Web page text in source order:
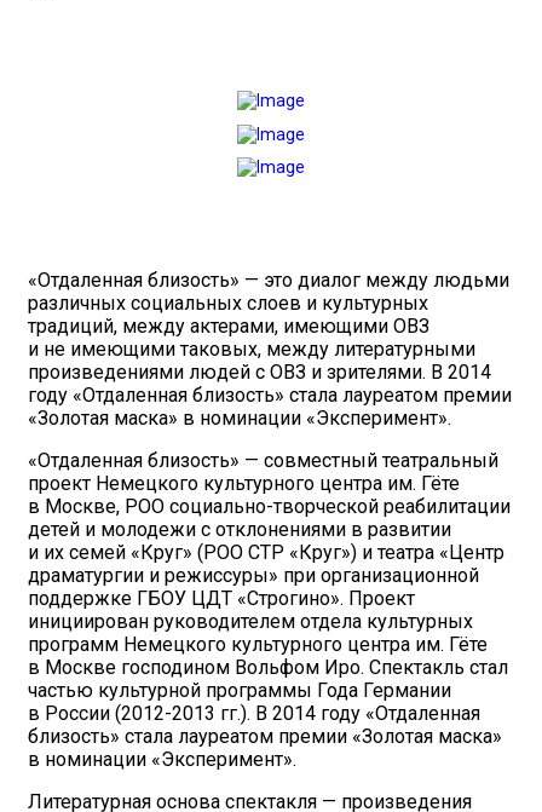
«Отдаленная близость» — это диалог между людьми
различных социальных слоев и культурных
традиций, между актерами, имеющими ОВЗ
и не имеющими таковых, между литературными
произведениями людей с ОВЗ и зрителями. В 2014
году «Отдаленная близость» стала лауреатом премии
«Золотая маска» в номинации «Эксперимент».
«Отдаленная близость» — совместный театральный
проект Немецкого культурного центра им. Гёте
в Москве, РОО социально-творческой реабилитации
детей и молодежи с отклонениями в развитии
и их семей «Круг» (РОО СТР «Круг») и театра «Центр
драматургии и режиссуры» при организационной
поддержке ГБОУ ЦДТ «Строгино». Проект
инициирован руководителем отдела культурных
программ Немецкого культурного центра им. Гёте
в Москве господином Вольфом Иро. Спектакль стал
частью культурной программы Года Германии
в России (2012-2013 гг.). В 2014 году «Отдаленная
близость» стала лауреатом премии «Золотая маска»
в номинации «Эксперимент».
Литературная основа спектакля — произведения